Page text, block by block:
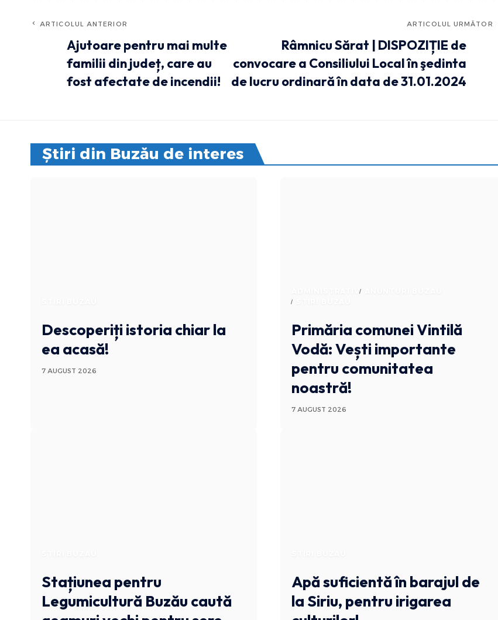
ARTICOLUL ANTERIOR
Ajutoare pentru mai multe
familii din județ, care au
fost afectate de incendii!
ARTICOLUL URMĂTOR
Râmnicu Sărat | DISPOZIȚIE de
convocare a Consiliului Local în şedinta
de lucru ordinară în data de 31.01.2024
Știri din Buzău de interes
Descoperiți istoria chiar la
ea acasă!
7 AUGUST 2026
ADMINISTRATIV
Primăria comunei Vintilă
Vodă: Vești importante
pentru comunitatea
noastră!
7 AUGUST 2026
Stațiunea pentru
Legumicultură Buzău caută
Apă suficientă în barajul de
la Siriu, pentru irigarea